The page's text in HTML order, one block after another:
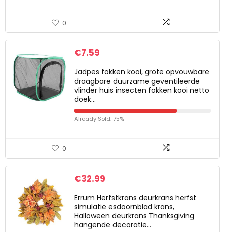
0
€7.59
Jadpes fokken kooi, grote opvouwbare
draagbare duurzame geventileerde
vlinder huis insecten fokken kooi netto
doek…
Already Sold: 75%
0
€32.99
Errum Herfstkrans deurkrans herfst
simulatie esdoornblad krans,
Halloween deurkrans Thanksgiving
hangende decoratie…